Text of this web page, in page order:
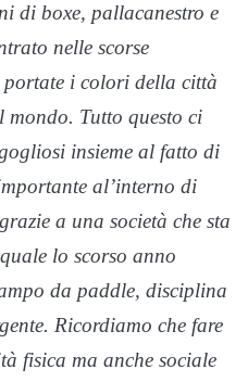
di boxe, pallacanestro e
nelle scorse
portate i colori della città
Tutto questo ci
insieme al fatto di
al’interno di
a una società che sta
lo scorso anno
da paddle, disciplina
Ricordiamo che fare
fisica ma anche sociale